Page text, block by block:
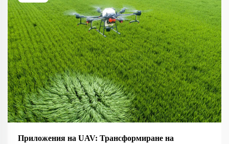
Приложения на UAV: Трансформиране на